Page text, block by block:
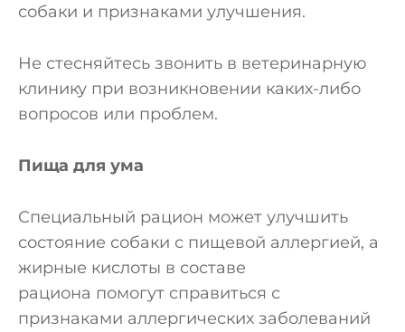
собаки и признаками улучшения.
Не стесняйтесь звонить в ветеринарную
клинику при возникновении каких-либо
вопросов или проблем.
Пища для ума
Специальный рацион может улучшить
состояние собаки с пищевой аллергией, а
жирные кислоты в составе
рациона помогут справиться с
признаками аллергических заболеваний